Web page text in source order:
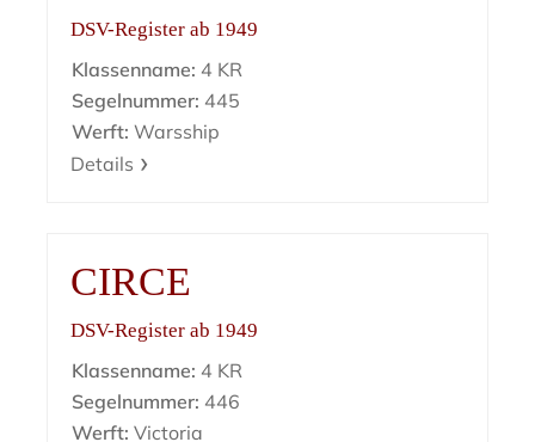
DSV-Register ab 1949
Klassenname: 4 KR
Segelnummer: 445
Werft: Warsship
Details
CIRCE
DSV-Register ab 1949
Klassenname: 4 KR
Segelnummer: 446
Werft: Victoria